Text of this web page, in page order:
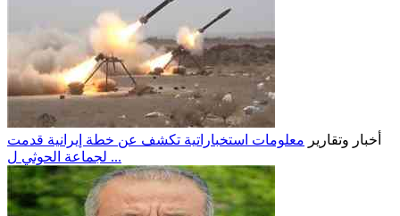
أخبار وتقارير معلومات استخباراتية تكشف عن خطة إيرانية قدمت
لجماعة الحوثي ل ...